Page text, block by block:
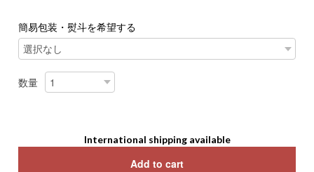
簡易包装・熨斗を希望する
数量
International shipping available
Add to cart